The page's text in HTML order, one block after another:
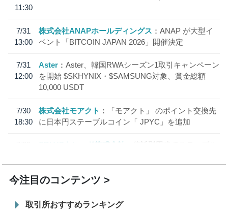
11:30
7/31
13:00
株式会社ANAPホールディングス
ANAP が大型イ
ベント「BITCOIN JAPAN 2026」開催決定
7/31
12:00
Aster
Aster、韓国RWAシーズン1取引キャンペーン
を開始 $SKHYNIX・$SAMSUNG対象、賞金総額
10,000 USDT
7/30
18:30
株式会社モアクト
「モアクト」 のポイント交換先
に日本円ステーブルコイン「 JPYC」を追加
7/29
SBI VCトレード株式会社
信託型円建てステーブル
今注目のコンテンツ
取引所おすすめランキング